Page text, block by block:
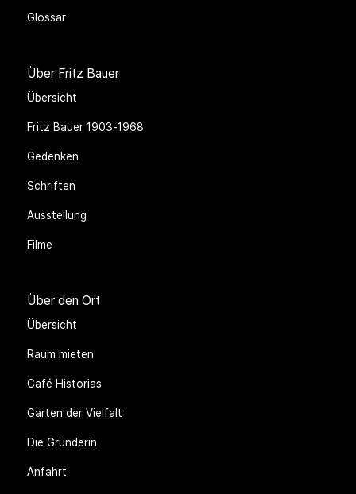
Glossar
Über Fritz Bauer
Übersicht
Fritz Bauer 1903-1968
Gedenken
Schriften
Ausstellung
Filme
Über den Ort
Übersicht
Raum mieten
Café Historias
Garten der Vielfalt
Die Gründerin
Anfahrt